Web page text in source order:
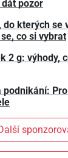
pozor
do kterých se
co si vybrat
2 g: výhody,
podnikání: